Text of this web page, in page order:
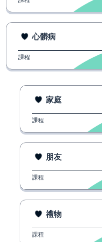
心髒病
課程
家庭
課程
朋友
課程
禮物
課程